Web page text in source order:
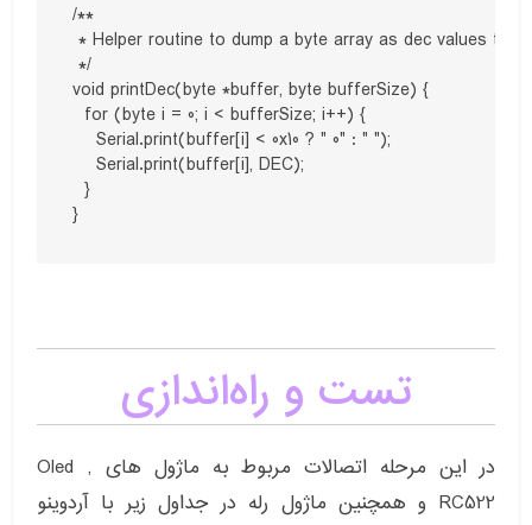
/**
* Helper routine to dump a byte array as dec values to
*/
void printDec(byte *buffer, byte bufferSize) {
  for (byte i = 0; i < bufferSize; i++) {
    Serial.print(buffer[i] < 0x10 ? " 0" : " ");
    Serial.print(buffer[i], DEC);
  }
}
تست و راه‌اندازی
در این مرحله اتصالات مربوط به ماژول های Oled ,
RC522 و همچنین ماژول رله در جداول زیر با آردوینو